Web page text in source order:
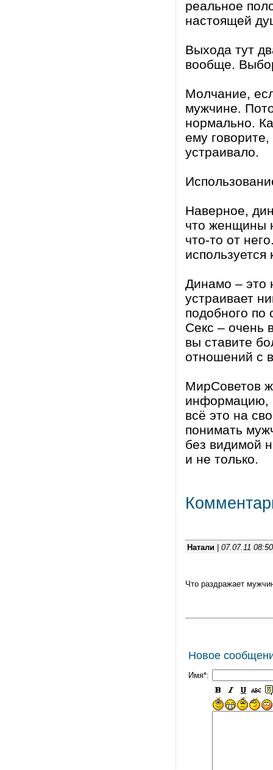
реальное
настоящей
Выхода тут
вообще.
Молчание,
мужчине.
нормально.
ему
устраивало.
Наверное,
что женщины
что-то от
используется
Динамо – это
устраивает
подобного по
Секс – очень
вы ставите
отношений с
МирСоветов
информацию,
всё это на
понимать
без видимой
и не только.
Натали 07.07.11 08:50
Что раздражает
Новое
Имя*: